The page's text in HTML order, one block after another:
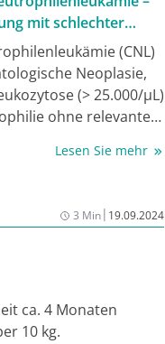
-,FLT3 - und
und oft einer
Die Therapie der
zur Verfügung.
mit schlechter
(CNL)
Neoplasie,
(> 25.000/µL)
ohne relevante
In der
somatische
(MDS/MPN-N,
myeloische
Lesen Sie mehr
3 Min| 19.09.2024
ca. 4 Monaten
10 kg.